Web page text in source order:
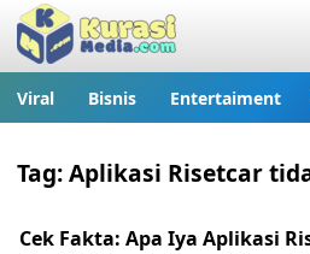
Viral Bisnis Entertaiment
Tag:Aplikasi Risetcar
Cek Fakta: Apa Iya Aplikasi